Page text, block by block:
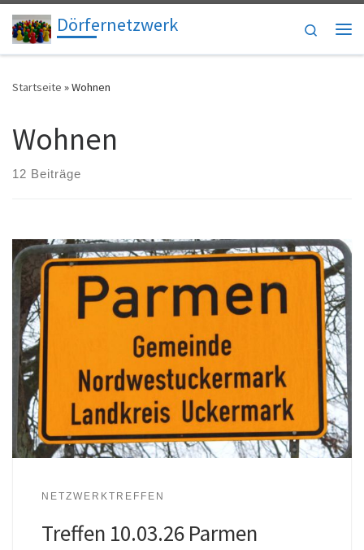
Zum Inhalt springen
Dörfernetzwerk
Search
Startseite »Wohnen
Wohnen
12 Beiträge
NETZWERKTREFFEN
Treffen 10.03.26 Parmen